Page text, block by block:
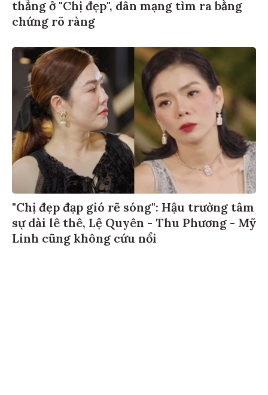
thẳng ở "Chị đẹp", dân mạng tìm ra bằng
chứng rõ ràng
"Chị đẹp đạp gió rẽ sóng": Hậu trường tâm
sự dài lê thê, Lệ Quyên - Thu Phương - Mỹ
Linh cũng không cứu nổi